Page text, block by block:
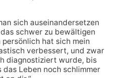
sich auseinandersetzen
schwer zu bewältigen
hat sich mein
verbessert, und zwar
diagnostiziert wurde, bis
das Leben noch schlimmer